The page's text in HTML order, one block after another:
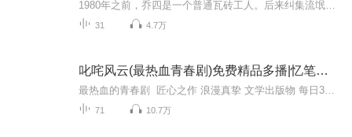
31 4.7万
叱咤风云(最热血青春剧)免费精品多播|忆笔生花著
71 10.7万